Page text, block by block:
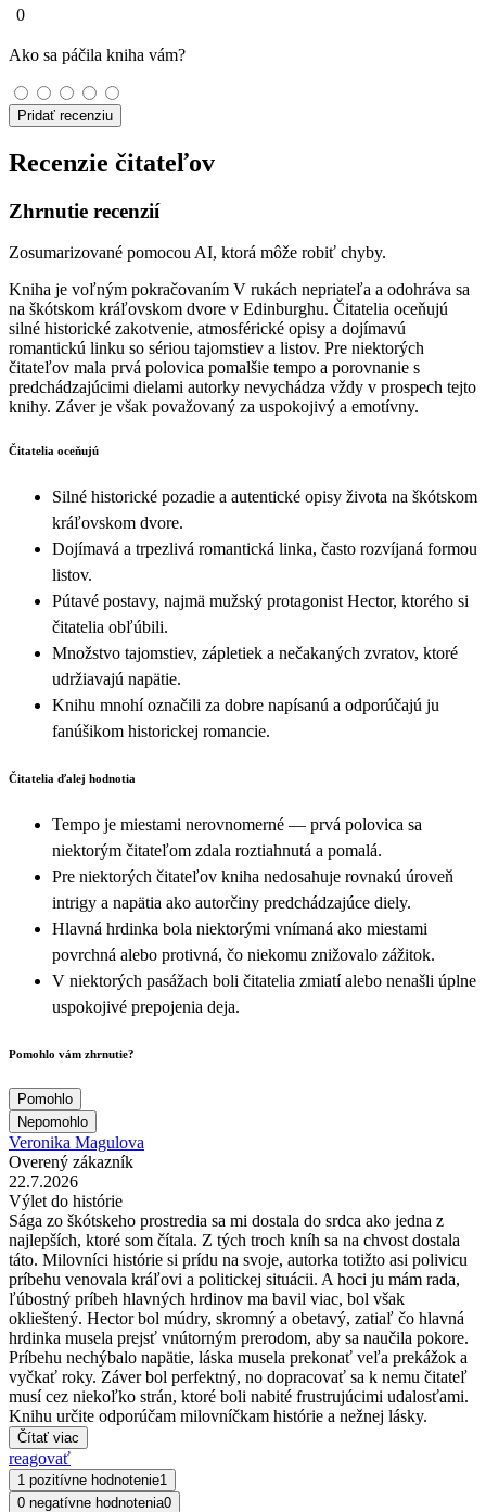
0
Ako sa páčila kniha vám?
Pridať recenziu
Recenzie čitateľov
Zhrnutie recenzií
Zosumarizované pomocou AI, ktorá môže robiť chyby.
Kniha je voľným pokračovaním V rukách nepriateľa a odohráva sa
na škótskom kráľovskom dvore v Edinburghu. Čitatelia oceňujú
silné historické zakotvenie, atmosférické opisy a dojímavú
romantickú linku so sériou tajomstiev a listov. Pre niektorých
čitateľov mala prvá polovica pomalšie tempo a porovnanie s
predchádzajúcimi dielami autorky nevychádza vždy v prospech tejto
knihy. Záver je však považovaný za uspokojivý a emotívny.
Čitatelia oceňujú
Silné historické pozadie a autentické opisy života na škótskom
kráľovskom dvore.
Dojímavá a trpezlivá romantická linka, často rozvíjaná formou
listov.
Pútavé postavy, najmä mužský protagonist Hector, ktorého si
čitatelia obľúbili.
Množstvo tajomstiev, zápletiek a nečakaných zvratov, ktoré
udržiavajú napätie.
Knihu mnohí označili za dobre napísanú a odporúčajú ju
fanúšikom historickej romancie.
Čitatelia ďalej hodnotia
Tempo je miestami nerovnomerné — prvá polovica sa
niektorým čitateľom zdala roztiahnutá a pomalá.
Pre niektorých čitateľov kniha nedosahuje rovnakú úroveň
intrigy a napätia ako autorčiny predchádzajúce diely.
Hlavná hrdinka bola niektorými vnímaná ako miestami
povrchná alebo protivná, čo niekomu znižovalo zážitok.
V niektorých pasážach boli čitatelia zmiatí alebo nenašli úplne
uspokojivé prepojenia deja.
Pomohlo vám zhrnutie?
Pomohlo
Nepomohlo
Veronika Magulova
Overený zákazník
22.7.2026
Výlet do histórie
Sága zo škótskeho prostredia sa mi dostala do srdca ako jedna z
najlepších, ktoré som čítala. Z tých troch kníh sa na chvost dostala
táto. Milovníci histórie si prídu na svoje, autorka totižto asi polivicu
príbehu venovala kráľovi a politickej situácii. A hoci ju mám rada,
ľúbostný príbeh hlavných hrdinov ma bavil viac, bol však
oklieštený. Hector bol múdry, skromný a obetavý, zatiaľ čo hlavná
hrdinka musela prejsť vnútorným prerodom, aby sa naučila pokore.
Príbehu nechýbalo napätie, láska musela prekonať veľa prekážok a
vyčkať roky. Záver bol perfektný, no dopracovať sa k nemu čitateľ
musí cez niekoľko strán, ktoré boli nabité frustrujúcimi udalosťami.
Knihu určite odporúčam milovníčkam histórie a nežnej lásky.
Čítať viac
reagovať
1 pozitívne hodnotenie1
0 negatívne hodnotenia0